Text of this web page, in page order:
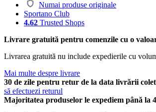
Numai produse originale
Sportano Club
4.62 Trusted Shops
Livrare gratuită pentru comenzile cu o
Livrarea gratuită nu include expedierile cu
Mai multe despre livrare
30 de zile pentru retur de la data livrării
să efectuezi returul
Majoritatea produselor le expediem până la